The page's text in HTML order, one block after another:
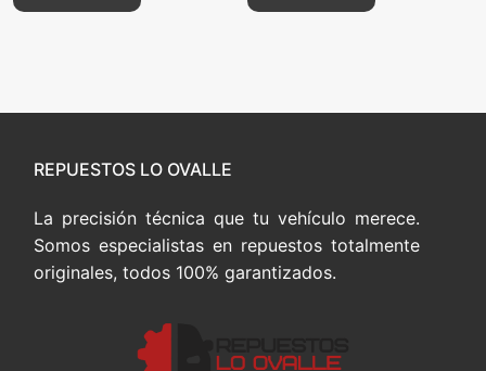
REPUESTOS LO OVALLE
La precisión técnica que tu vehículo merece.
Somos especialistas en repuestos totalmente
originales, todos 100% garantizados.